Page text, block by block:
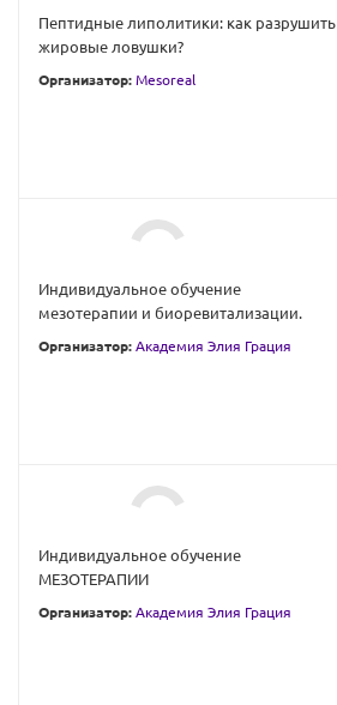
Пептидные липолитики: как разрушить
жировые ловушки?
Организатор: Mesoreal
Индивидуальное обучение
мезотерапии и биоревитализации.
Организатор: Академия Элия Грация
Индивидуальное обучение
МЕЗОТЕРАПИИ
Организатор: Академия Элия Грация